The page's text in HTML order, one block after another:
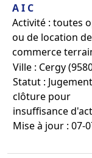
A I C
Activité : toutes
ou de location
commerce
Ville : Cergy
Statut :
clôture pour
insuffisance
Mise à jour : 07-